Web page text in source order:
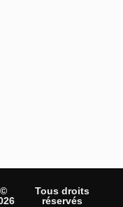
©
Tous droits
réservés